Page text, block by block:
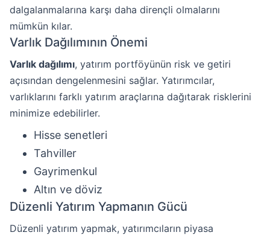
dalgalanmalarına karşı daha dirençli olmalarını
mümkün kılar.
Varlık Dağılımının Önemi
Varlık dağılımı, yatırım portföyünün risk ve getiri
açısından dengelenmesini sağlar. Yatırımcılar,
varlıklarını farklı yatırım araçlarına dağıtarak risklerini
minimize edebilirler.
Hisse senetleri
Tahviller
Gayrimenkul
Altın ve döviz
Düzenli Yatırım Yapmanın Gücü
Düzenli yatırım yapmak, yatırımcıların piyasa